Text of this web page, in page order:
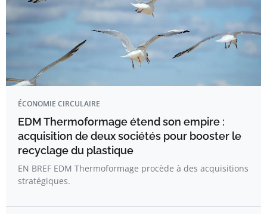
ÉCONOMIE CIRCULAIRE
EDM Thermoformage étend son empire :
acquisition de deux sociétés pour booster le
recyclage du plastique
EN BREF EDM Thermoformage procède à des acquisitions
stratégiques.